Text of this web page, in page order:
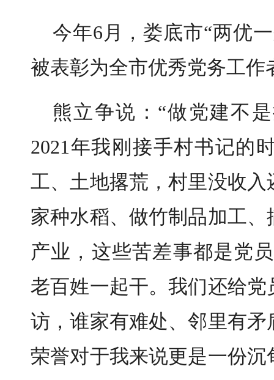
今年6月，娄底市“两优
被表彰为全市优秀党务工作
熊立争说：“做党建不
2021年我刚接手村书记的
工、土地撂荒，村里没收
家种水稻、做竹制品加工
产业，这些苦差事都是党
老百姓一起干。我们还给
访，谁家有难处、邻里有
荣誉对于我来说更是一份